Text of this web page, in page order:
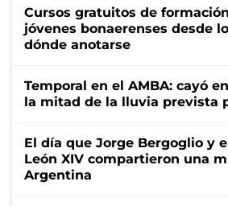
Cursos gratuitos de
jóvenes bonaerenses desde
dónde anotarse
Temporal en el AMBA: cayó
la mitad de la lluvia prevista
El día que Jorge Bergoglio y
León XIV compartieron una
Argentina